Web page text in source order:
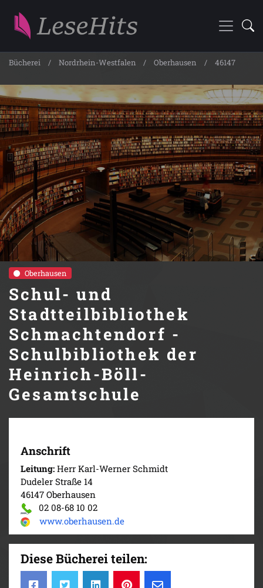
Bücherei Nordrhein-Westfalen Oberhausen 46147
Oberhausen
Schul- und
Stadtteilbibliothek
Schmachtendorf -
Schulbibliothek der
Heinrich-Böll-
Gesamtschule
Anschrift
Leitung: Herr Karl-Werner Schmidt
Dudeler Straße 14
46147 Oberhausen
02 08-68 10 02
www.oberhausen.de
Diese Bücherei teilen: